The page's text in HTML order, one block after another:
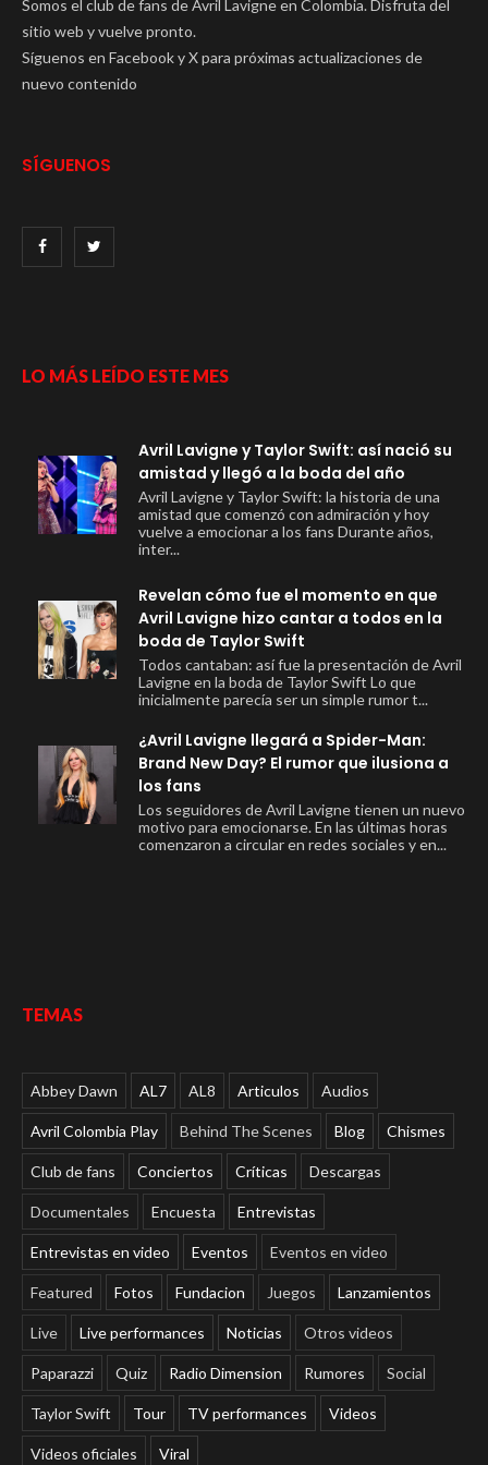
Somos el club de fans de Avril Lavigne en Colombia. Disfruta del
sitio web y vuelve pronto.
Síguenos en Facebook y X para próximas actualizaciones de
nuevo contenido
SÍGUENOS
LO MÁS LEÍDO ESTE MES
Avril Lavigne y Taylor Swift: así nació su
amistad y llegó a la boda del año
Avril Lavigne y Taylor Swift: la historia de una
amistad que comenzó con admiración y hoy
vuelve a emocionar a los fans Durante años,
inter...
Revelan cómo fue el momento en que
Avril Lavigne hizo cantar a todos en la
boda de Taylor Swift
Todos cantaban: así fue la presentación de Avril
Lavigne en la boda de Taylor Swift Lo que
inicialmente parecía ser un simple rumor t...
¿Avril Lavigne llegará a Spider-Man:
Brand New Day? El rumor que ilusiona a
los fans
Los seguidores de Avril Lavigne tienen un nuevo
motivo para emocionarse. En las últimas horas
comenzaron a circular en redes sociales y en...
TEMAS
Abbey Dawn AL7 AL8 Articulos Audios
Avril Colombia Play Behind The Scenes Blog Chismes
Club de fans Conciertos Críticas Descargas
Documentales Encuesta Entrevistas
Entrevistas en video Eventos Eventos en video
Featured Fotos Fundacion Juegos Lanzamientos
Live Live performances Noticias Otros videos
Paparazzi Quiz Radio Dimension Rumores Social
Taylor Swift Tour TV performances Videos
Videos oficiales Viral